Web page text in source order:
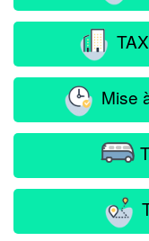
Mise